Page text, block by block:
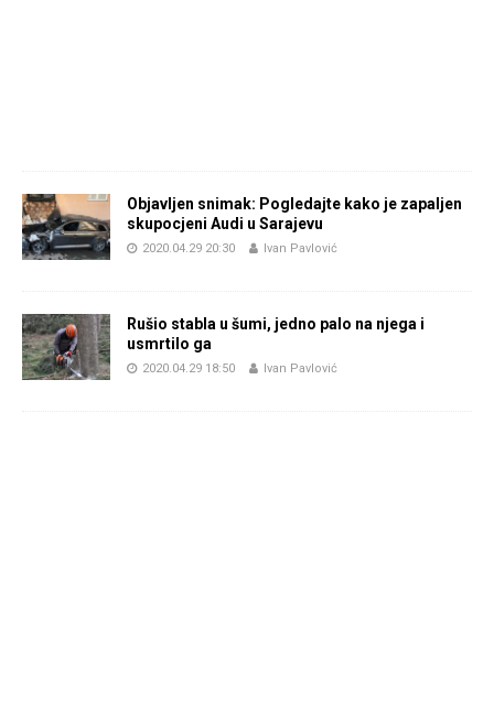
Objavljen snimak: Pogledajte kako je zapaljen
skupocjeni Audi u Sarajevu
2020.04.29 20:30 Ivan Pavlović
Rušio stabla u šumi, jedno palo na njega i
usmrtilo ga
2020.04.29 18:50 Ivan Pavlović